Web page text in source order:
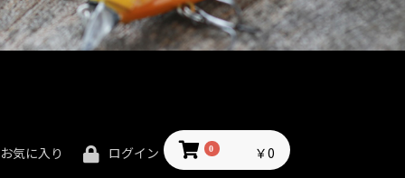
お気に入り ログイン 0 ￥0